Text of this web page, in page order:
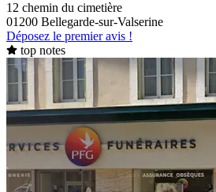
12 chemin du cimetière
01200 Bellegarde-sur-Valserine
Déposez le premier avis !
top notes